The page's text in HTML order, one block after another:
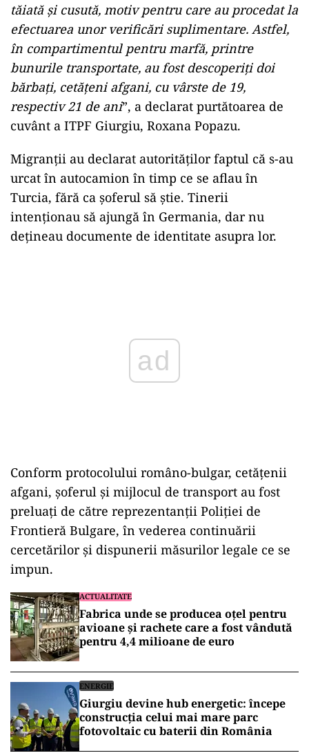
tăiată şi cusută, motiv pentru care au procedat la
efectuarea unor verificări suplimentare. Astfel,
în compartimentul pentru marfă, printre
bunurile transportate, au fost descoperiţi doi
bărbaţi, cetăţeni afgani, cu vârste de 19,
respectiv 21 de ani”, a declarat purtătoarea de
cuvânt a ITPF Giurgiu, Roxana Popazu.
Migranţii au declarat autorităţilor faptul că s-au
urcat în autocamion în timp ce se aflau în
Turcia, fără ca şoferul să știe. Tinerii
intenționau să ajungă în Germania, dar nu
deţineau documente de identitate asupra lor.
Conform protocolului româno-bulgar, cetăţenii
afgani, şoferul şi mijlocul de transport au fost
preluaţi de către reprezentanţii Poliţiei de
Frontieră Bulgare, în vederea continuării
cercetărilor şi dispunerii măsurilor legale ce se
impun.
ACTUALITATE
Fabrica unde se producea oțel pentru
avioane și rachete care a fost vândută
pentru 4,4 milioane de euro
ENERGIE
Giurgiu devine hub energetic: începe
construcția celui mai mare parc
fotovoltaic cu baterii din România